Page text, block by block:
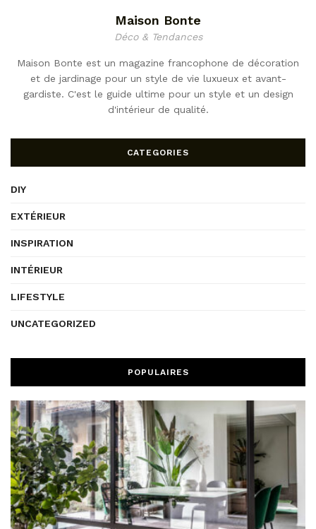
Maison Bonte
Déco & Tendances
Maison Bonte est un magazine francophone de décoration
et de jardinage pour un style de vie luxueux et avant-
gardiste. C'est le guide ultime pour un style et un design
d'intérieur de qualité.
CATEGORIES
DIY
EXTÉRIEUR
INSPIRATION
INTÉRIEUR
LIFESTYLE
UNCATEGORIZED
POPULAIRES